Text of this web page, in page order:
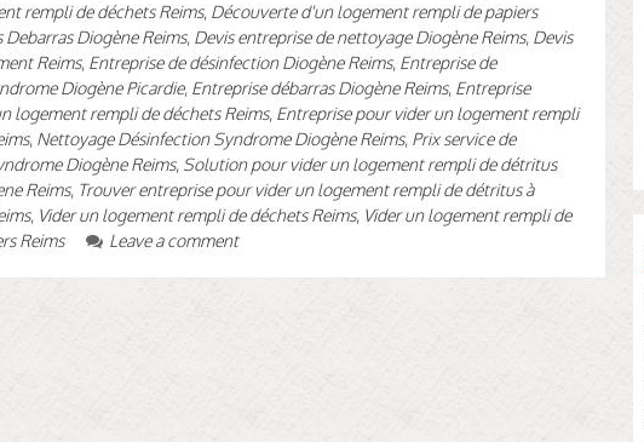
rempli de déchets Reims, Découverte d'un logement rempli de papiers
Debarras Diogène Reims, Devis entreprise de nettoyage Diogène Reims, Devis
Reims, Entreprise de désinfection Diogène Reims, Entreprise de
Diogène Picardie, Entreprise débarras Diogène Reims, Entreprise
logement rempli de déchets Reims, Entreprise pour vider un logement rempli
, Nettoyage Désinfection Syndrome Diogène Reims, Prix service de
Diogène Reims, Solution pour vider un logement rempli de détritus
Reims, Trouver entreprise pour vider un logement rempli de détritus à
, Vider un logement rempli de déchets Reims, Vider un logement rempli de
Reims Leave a comment